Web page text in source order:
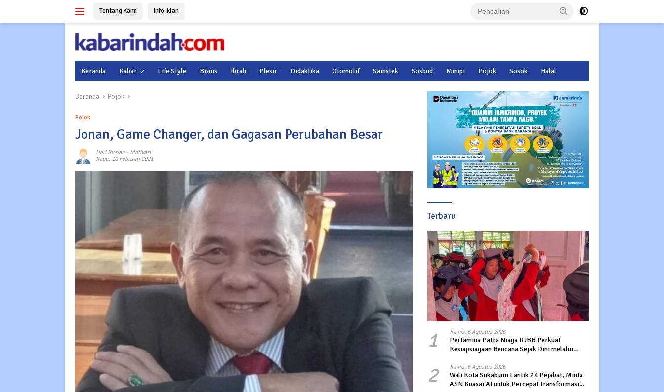
Tentang Kami Info Iklan
Beranda Kabar Life Style Bisnis Ibrah Plesir Didaktika Otomotif Sainstek Sosbud Mimpi Pojok Sosok Halal
Beranda Pojok
Pojok
Jonan, Game Changer, dan Gagasan Perubahan Besar
Heri Ruslan - Motivasi
Rabu, 10 Februari 2021
Terbaru
1 Kamis, 6 Agustus 2026
Pertamina Patra Niaga RJBB Perkuat
Kesiapsiagaan Bencana Sejak Dini melalui
2 Kamis, 6 Agustus 2026
Wali Kota Sukabumi Lantik 24 Pejabat, Minta
ASN Kuasai AI untuk Percepat Transformasi